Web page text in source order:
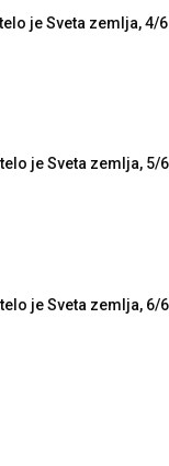
je Sveta zemlja, 4/6
je Sveta zemlja, 5/6
je Sveta zemlja, 6/6